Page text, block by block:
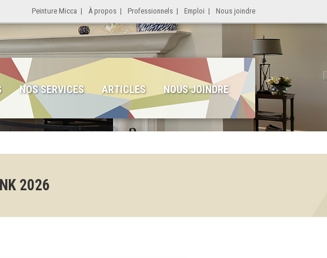
Peinture Micca | À propos | Professionnels | Emploi | Nous joindre
NOS SERVICES ARTICLES NOUS JOINDRE
2026